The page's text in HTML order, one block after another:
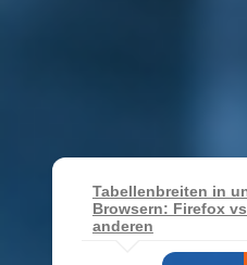
Tabellenbreiten in
Browsern: Firefox
anderen